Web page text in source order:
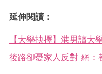
延伸閱讀：
【大學抉擇】港男讀
後路卻憂家人反對 網：